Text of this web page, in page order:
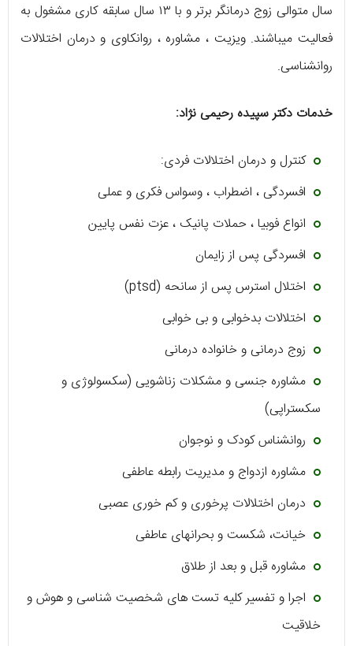
سال متوالی زوج درمانگر برتر و با ۱۳ سال سابقه کاری مشغول به
فعالیت میباشند. ویزیت ، مشاوره ، روانکاوی و درمان اختلالات
روانشناسی.
خدمات دکتر سپیده رحیمی نژاد:
کنترل و درمان اختلالات فردی:
افسردگی ، اضطراب ، وسواس فکری و عملی
انواع فوبیا ، حملات پانیک ، عزت نفس پایین
افسردگی پس از زایمان
اختلال استرس پس از سانحه (ptsd)
اختلالات بدخوابی و بی خوابی
زوج درمانی و خانواده درمانی
مشاوره‌ جنسی و مشکلات زناشویی (سکسولوژی و
سکستراپی)
روانشناس کودک و نوجوان
مشاوره ازدواج و مدیریت رابطه عاطفی
درمان اختلالات پرخوری و کم خوری عصبی
خیانت، شکست و بحرانهای عاطفی
مشاوره قبل و بعد از طلاق
اجرا و تفسیر کلیه تست های شخصیت شناسی و هوش و
خلاقیت